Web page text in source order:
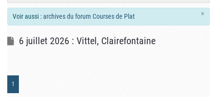
×
Voir aussi :archives du forum Courses de Plat
6 juillet 2026 : Vittel, Clairefontaine
1